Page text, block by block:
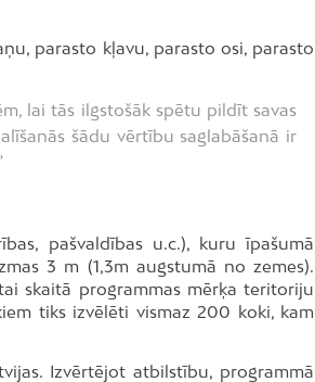
parasto kļavu, parasto osi, parasto
lai tās ilgstošāk spētu pildīt savas
šādu vērtību saglabāšanā ir
pašvaldības u.c.), kuru īpašumā
3 m (1,3m augstumā no zemes).
skaitā programmas mērķa teritoriju
tiks izvēlēti vismaz 200 koki, kam
Izvērtējot atbilstību, programmā